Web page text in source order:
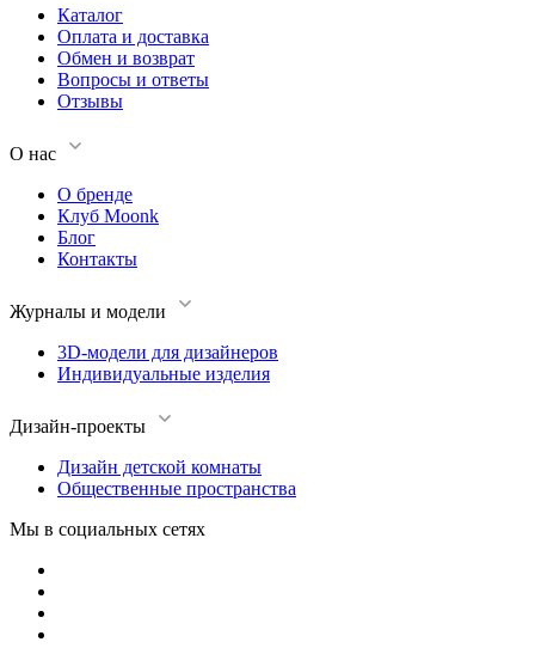
Каталог
Оплата и доставка
Обмен и возврат
Вопросы и ответы
Отзывы
О нас
О бренде
Клуб Moonk
Блог
Контакты
Журналы и модели
3D-модели для дизайнеров
Индивидуальные изделия
Дизайн-проекты
Дизайн детской комнаты
Общественные пространства
Мы в социальных сетях